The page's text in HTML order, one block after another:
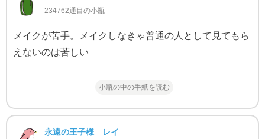
234762通目の小瓶
メイクが苦手。メイクしなきゃ普通の人として見てもら
えないのは苦しい
小瓶の中の手紙を読む
永遠の王子様 レイ